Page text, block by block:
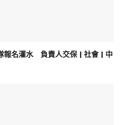
報名灌水 負責人交保 | 社會 | 中